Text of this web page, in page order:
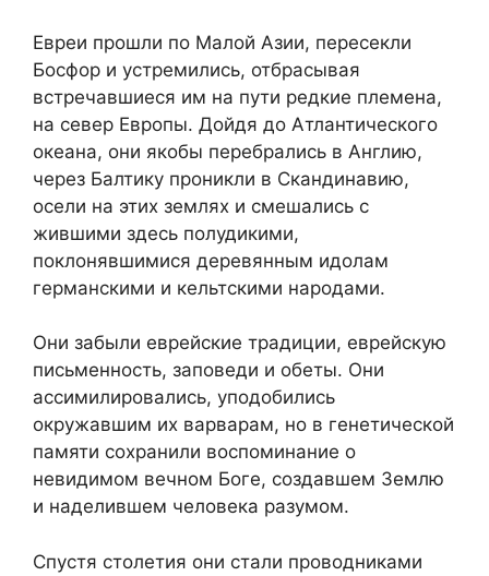
Евреи прошли по Малой Азии, пересекли
Босфор и устремились, отбрасывая
встречавшиеся им на пути редкие племена,
на север Европы. Дойдя до Атлантического
океана, они якобы перебрались в Англию,
через Балтику проникли в Скандинавию,
осели на этих землях и смешались с
жившими здесь полудикими,
поклонявшимися деревянным идолам
германскими и кельтскими народами.
Они забыли еврейские традиции, еврейскую
письменность, заповеди и обеты. Они
ассимилировались, уподобились
окружавшим их варварам, но в генетической
памяти сохранили воспоминание о
невидимом вечном Боге, создавшем Землю
и наделившем человека разумом.
Спустя столетия они стали проводниками